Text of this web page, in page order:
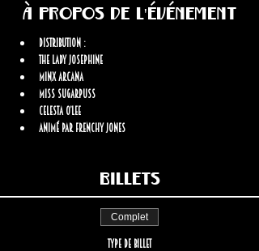
À propos de l'événement
Distribution :
The Lady Josephine
Minx Arcana
Miss Sugarpuss
Celesta O’Lee
Animé par Frenchy Jones
Billets
Complet
Type de billet